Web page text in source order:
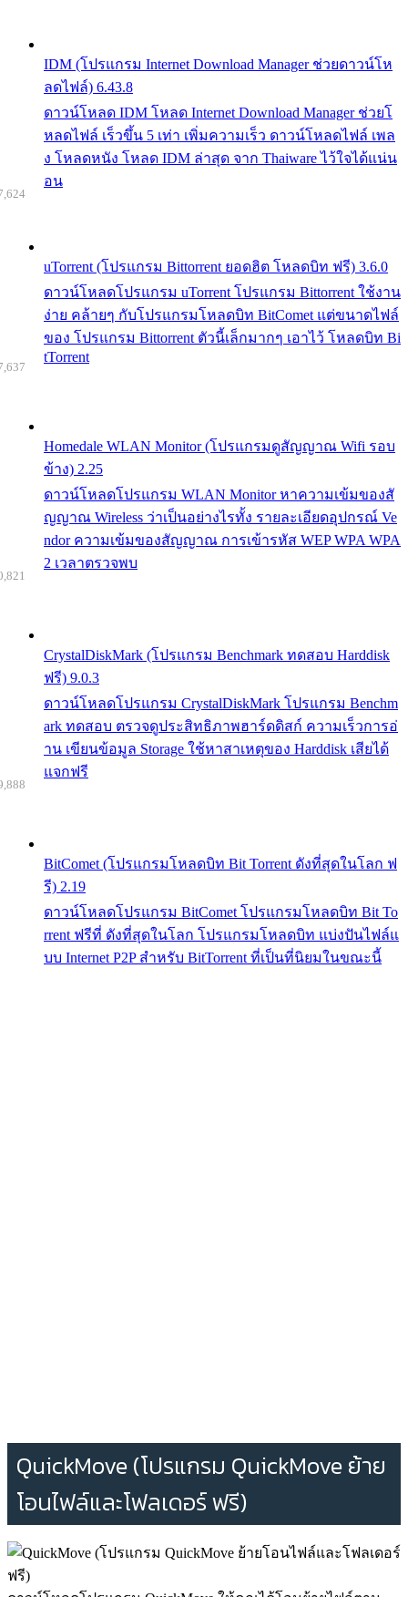
IDM (โปรแกรม Internet Download Manager ช่วยดาวน์โห
ลดไฟล์) 6.43.8
ดาวน์โหลด IDM โหลด Internet Download Manager ช่วยโ
หลดไฟล์ เร็วขึ้น 5 เท่า เพิ่มความเร็ว ดาวน์โหลดไฟล์ เพล
ง โหลดหนัง โหลด IDM ล่าสุด จาก Thaiware ไว้ใจได้แน่น
อน
uTorrent (โปรแกรม Bittorrent ยอดฮิต โหลดบิท ฟรี) 3.6.0
ดาวน์โหลดโปรแกรม uTorrent โปรแกรม Bittorrent ใช้งาน
ง่าย คล้ายๆ กับโปรแกรมโหลดบิท BitComet แต่ขนาดไฟล์
ของ โปรแกรม Bittorrent ตัวนี้เล็กมากๆ เอาไว้ โหลดบิท Bi
tTorrent
Homedale WLAN Monitor (โปรแกรมดูสัญญาณ Wifi รอบ
ข้าง) 2.25
ดาวน์โหลดโปรแกรม WLAN Monitor หาความเข้มของสั
ญญาณ Wireless ว่าเป็นอย่างไรทั้ง รายละเอียดอุปกรณ์ Ve
ndor ความเข้มของสัญญาณ การเข้ารหัส WEP WPA WPA
2 เวลาตรวจพบ
CrystalDiskMark (โปรแกรม Benchmark ทดสอบ Harddisk
ฟรี) 9.0.3
ดาวน์โหลดโปรแกรม CrystalDiskMark โปรแกรม Benchm
ark ทดสอบ ตรวจดูประสิทธิภาพฮาร์ดดิสก์ ความเร็วการอ่
าน เขียนข้อมูล Storage ใช้หาสาเหตุของ Harddisk เสียได้
แจกฟรี
BitComet (โปรแกรมโหลดบิท Bit Torrent ดังที่สุดในโลก ฟ
รี) 2.19
ดาวน์โหลดโปรแกรม BitComet โปรแกรมโหลดบิท Bit To
rrent ฟรีที่ ดังที่สุดในโลก โปรแกรมโหลดบิท แบ่งปันไฟล์แ
บบ Internet P2P สำหรับ BitTorrent ที่เป็นที่นิยมในขณะนี้
QuickMove (โปรแกรม QuickMove ย้าย
โอนไฟล์และโฟลเดอร์ ฟรี)